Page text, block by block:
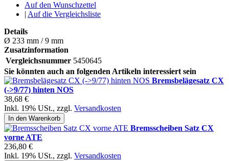
Auf den Wunschzettel
| Auf die Vergleichsliste
Details
Ø 233 mm / 9 mm
Zusatzinformation
Vergleichsnummer 5450645
Sie könnten auch an folgenden Artikeln interessiert sein
Bremsbelägesatz CX
(->9/77) hinten NOS
38,68 €
Inkl. 19% USt., zzgl. Versandkosten
In den Warenkorb
Bremsscheiben Satz CX
vorne ATE
236,80 €
Inkl. 19% USt., zzgl. Versandkosten